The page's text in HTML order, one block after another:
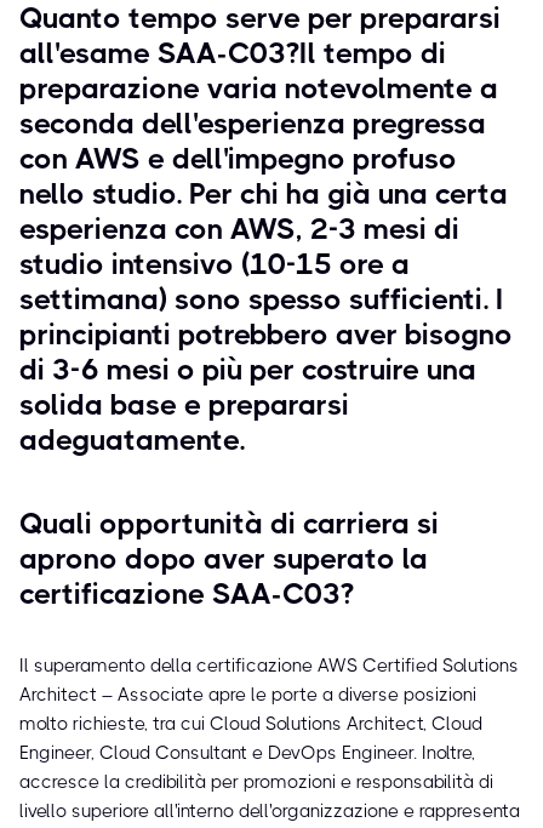
Quanto tempo serve per prepararsi
all'esame SAA-C03?Il tempo di
preparazione varia notevolmente a
seconda dell'esperienza pregressa
con AWS e dell'impegno profuso
nello studio. Per chi ha già una certa
esperienza con AWS, 2-3 mesi di
studio intensivo (10-15 ore a
settimana) sono spesso sufficienti. I
principianti potrebbero aver bisogno
di 3-6 mesi o più per costruire una
solida base e prepararsi
adeguatamente.
Quali opportunità di carriera si
aprono dopo aver superato la
certificazione SAA-C03?
Il superamento della certificazione AWS Certified Solutions
Architect – Associate apre le porte a diverse posizioni
molto richieste, tra cui Cloud Solutions Architect, Cloud
Engineer, Cloud Consultant e DevOps Engineer. Inoltre,
accresce la credibilità per promozioni e responsabilità di
livello superiore all'interno dell'organizzazione e rappresenta